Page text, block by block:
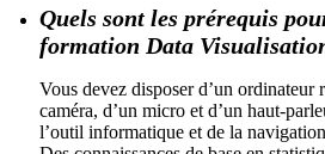
Quels sont les prérequis
formation Data
Vous devez disposer d’un ordinateur
caméra, d’un micro et d’un haut-
l’outil informatique et de la